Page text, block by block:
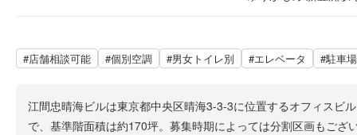
#店舗相談可能 #個別空調 #男女トイレ別 #エレベータ #駐車
江間忠晴海ビルは東京都中央区晴海3-3-3に位置するオフィスビ
で、基準階面積は約170坪。募集時期によっては分割区画もご